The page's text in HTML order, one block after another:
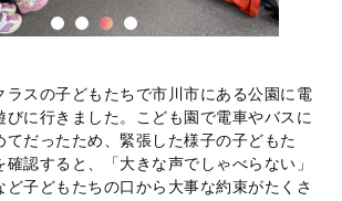
ラスの子どもたちで市川市にある公園に電
びに行きました。こども園で電車やバスに
てだったため、緊張した様子の子どもた
認すると、「大きな声でしゃべらない」
ど子どもたちの口から大事な約束がたくさ